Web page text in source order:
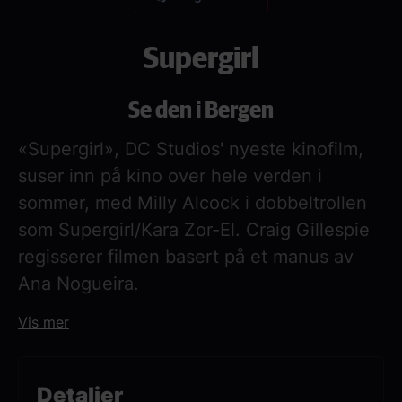
Detaljer
Supergirl
Se den i Bergen
«Supergirl», DC Studios' nyeste kinofilm,
suser inn på kino over hele verden i
sommer, med Milly Alcock i dobbeltrollen
som Supergirl/Kara Zor-El. Craig Gillespie
regisserer filmen basert på et manus av
Ana Nogueira.
som Supergirl, motvillig slå seg sammen
Vis mer